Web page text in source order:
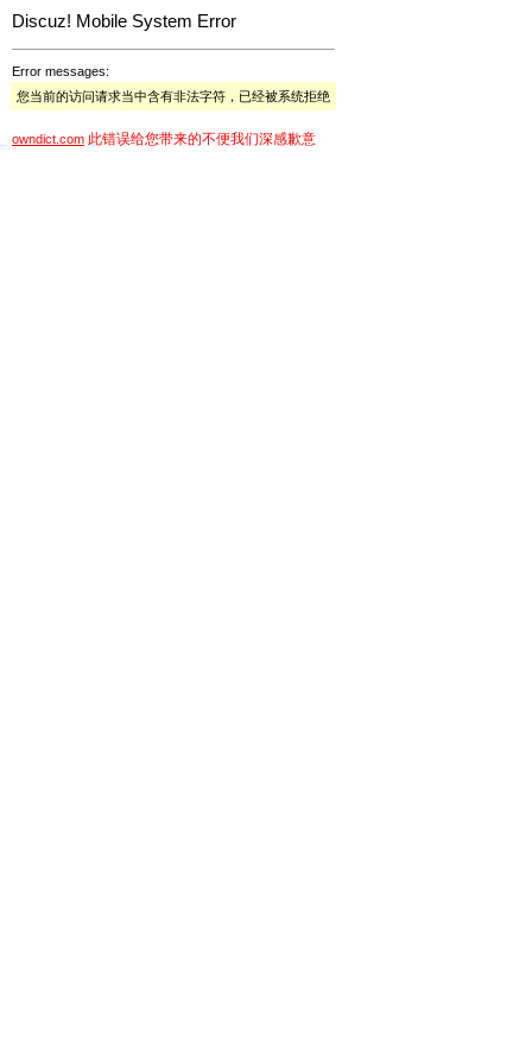
Discuz! Mobile System Error
Error messages:
您当前的访问请求当中含有非法字符，已经被系统拒绝
owndict.com 此错误给您带来的不便我们深感歉意